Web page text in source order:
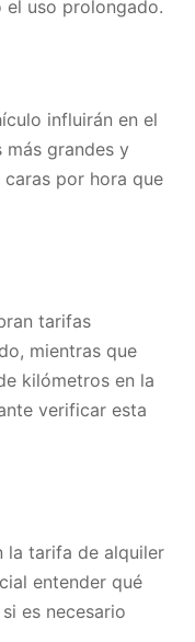
el uso prolongado.
influirán en el
grandes y
caras por hora que
tarifas
mientras que
kilómetros en la
verificar esta
la tarifa de alquiler
entender qué
es necesario